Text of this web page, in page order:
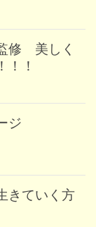
修 美しく
！
ジ
きていく方